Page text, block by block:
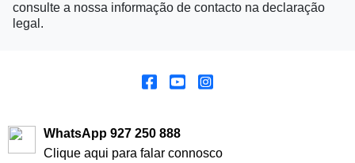
consulte a nossa informação de contacto na declaração
legal.
WhatsApp 927 250 888
Clique aqui para falar connosco